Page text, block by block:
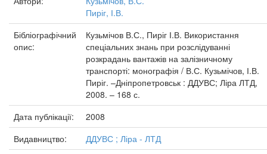
Пиріг, І.В.
Бібліографічний
опис:
Кузьмічов В.С., Пиріг І.В. Використання
спеціальних знань при розслідуванні
розкрадань вантажів на залізничному
транспорті: монографія / В.С. Кузьмічов, І.В.
Пиріг. –Дніпропетровськ : ДДУВС; Ліра ЛТД,
2008. – 168 с.
Дата публікації:
2008
Видавництво:
ДДУВС ; Ліра - ЛТД